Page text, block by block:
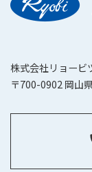
株式会社リョービ
〒700-0902 岡山